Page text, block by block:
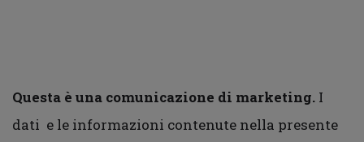
Questa è una comunicazione di marketing. I
dati e le informazioni contenute nella presente